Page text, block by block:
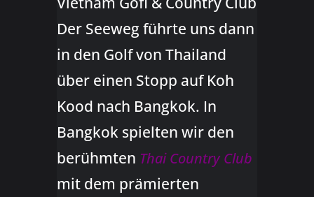
Der Seeweg führte uns dann
in den Golf von Thailand
über einen Stopp auf Koh
Kood nach Bangkok. In
Bangkok spielten wir den
berühmten Thai Country Club
mit dem prämierten